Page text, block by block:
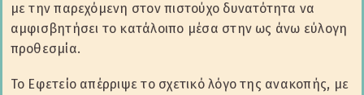
με την παρεχόμενη στον πιστούχο δυνατότητα να
αμφισβητήσει το κατάλοιπο μέσα στην ως άνω εύλογη
προθεσμία.
Το Εφετείο απέρριψε το σχετικό λόγο της ανακοπής, με